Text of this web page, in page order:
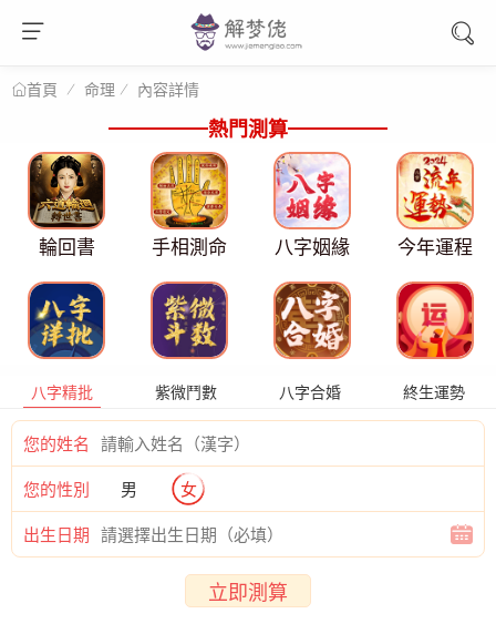
首頁 命理 內容詳情
熱門測算
輪回書 手相測命 八字姻緣 今年運程
八字精批 紫微鬥數 八字合婚 終生運勢
您的姓名
您的性別 男 女
出生日期
立即測算